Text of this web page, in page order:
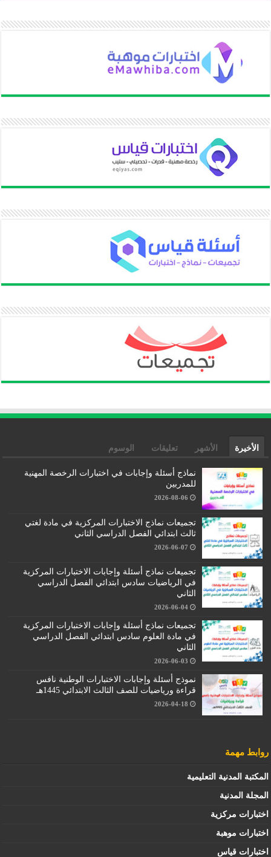
الأخيرة الأشهر تعليقات الوسوم
نماذج أسئلة وإجابات في اختبارات الرخصة المهنية
للمدربين
2026-08-06
تجميعات نماذج الاختبارات المركزية في مادة لغتي
ثالث ابتدائي الفصل الدراسي الثاني
2026-06-07
تجميعات نماذج أسئلة وإجابات الاختبارات المركزية
في الرياضيات سادس ابتدائي الفصل الدراسي
الثاني
2026-06-04
تجميعات نماذج أسئلة وإجابات الاختبارات المركزية
في مادة العلوم سادس ابتدائي الفصل الدراسي
الثاني
2026-06-03
نموذج أسئلة وإجابات الاختبارات الوطنية نافس
قراءة ورياضيات للصف الثالث الابتدائي 1445هـ
2026-04-18
روابط مهمة
المكتبة المدنية التعليمية
المجلة المدنية
اختبارات مركزية
اختبارات موهبة
اختبارات قياس